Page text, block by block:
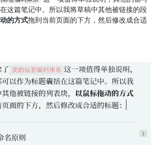
这篇笔记中。所以我将草稿中其他被链接的段
的方式拖到当前页面的下方，然后修改成合适